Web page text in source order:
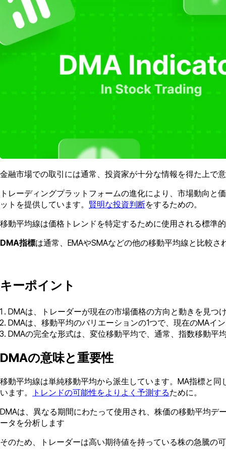
金融市場での取引には通常、投資家が十分な情報を得た上で
トレーディングプラットフォームの進化により、市場動向
ットを提供しています。 賢明な投資判断をするための。
移動平均線は価格トレンドを特定するために使用される標準
DMA指標は通常、EMAやSMAなどの他の移動平均線と比較
キーポイント
DMAは、トレーダーが現在の市場価格の方向と動きを見つ
DMAは、移動平均のバリエーションの1つで、現在のMAイ
DMAの完全な形式は、変位移動平均で、通常、指数移動平
DMAの意味と重要性
移動平均線は単純移動平均から派生しています。MA指標と
います。
トレンドの可能性をよりよく予測するために。
DMAは、異なる期間にわたって使用され、株価の移動平均
ータを分析します
そのため、トレーダーは高い期待値を持っている株の急騰の